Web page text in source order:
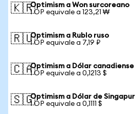
🇰🇷Optimism a Won surcoreano
1 OP equivale a 123,21 ₩
🇷🇺Optimism a Rublo ruso
1 OP equivale a 7,19 ₽
🇨🇦Optimism a Dólar canadiense
1 OP equivale a 0,1213 $
🇸🇬Optimism a Dólar de Singapur
1 OP equivale a 0,1111 $